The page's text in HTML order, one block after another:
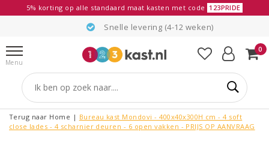
5% korting op alle standaard maat kasten met code 123PRIDE
Snelle levering (4-12 weken)
Menu
0
Terug naar Home | Bureau kast Mondovi - 400x40x300H cm - 4 soft
close lades - 4 scharnier deuren - 6 open vakken - PRIJS OP AANVRAAG